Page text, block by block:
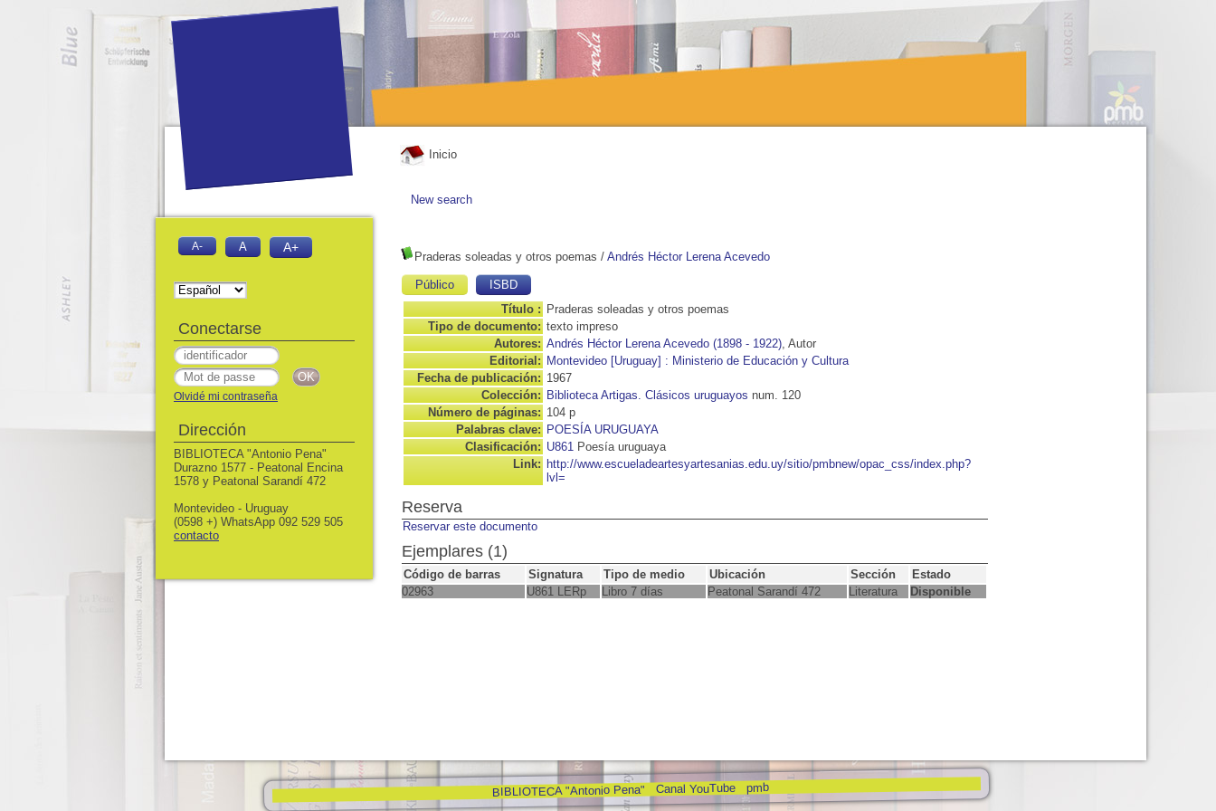
Inicio
New search
Praderas soleadas y otros poemas / Andrés Héctor Lerena Acevedo
Público
ISBD
Título : Praderas soleadas y otros poemas
Tipo de documento: texto impreso
Autores: Andrés Héctor Lerena Acevedo (1898 - 1922), Autor
Editorial: Montevideo [Uruguay] : Ministerio de Educación y Cultura
Fecha de publicación: 1967
Colección: Biblioteca Artigas. Clásicos uruguayos num. 120
Número de páginas: 104 p
Palabras clave: POESÍA URUGUAYA
Clasificación: U861 Poesía uruguaya
Link: http://www.escueladeartesyartesanias.edu.uy/sitio/pmbnew/opac_css/index.php?
lvl=
Reserva
Reservar este documento
Ejemplares (1)
Código de barras Signatura Tipo de medio Ubicación Sección
Estado
02963
U861 LERp Libro 7 días Peatonal Sarandí 472 Literatura Disponible
BIBLIOTECA "Antonio Pena" Canal YouTube pmb
A- A A+
Conectarse
Olvidé mi contraseña
Dirección
BIBLIOTECA "Antonio Pena"
Durazno 1577 - Peatonal Encina
1578 y Peatonal Sarandí 472
Montevideo - Uruguay
(0598 +) WhatsApp 092 529 505
contacto